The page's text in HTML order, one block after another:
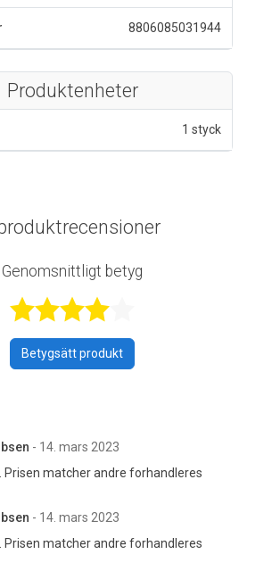
8806085031944
Produktenheter
1 styck
Genomsnittligt betyg
Betygsätt produkt
- 14. mars 2023
Prisen matcher andre forhandleres
- 14. mars 2023
Prisen matcher andre forhandleres